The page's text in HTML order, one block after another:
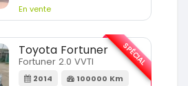
En vente
Toyota Fortuner
Fortuner 2.0 VVTI
2014 100000 Km
SPÉCIAL